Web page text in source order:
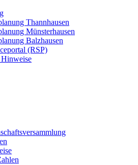
Thannhausen
Münsterhausen
Balzhausen
(RSP)